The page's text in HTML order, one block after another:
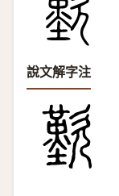
說文解字注